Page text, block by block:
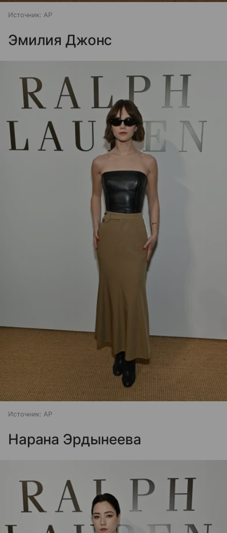
Источник: AP
Эмилия Джонс
Источник: AP
Нарана Эрдынеева